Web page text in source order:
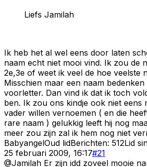
Liefs Jamilah
Ik heb het al wel eens door laten
naam echt niet mooi vind. Ik zou de
2e,3e of weet ik veel de hoe veelste
Misschien maar een naam
voorletter. Dan vind ik dat ik toch
ben. Ik zou ons kindje ook niet eens
vader willen vernoemen ( en die
rare naam ) gelukkig leeft hij nog
meer zou zijn zal ik hem nog niet
BabyangelOud lidBerichten: 512Lid
25 februari 2009, 16:17#21
@Jamilah Er zijn idd zoveel mooie